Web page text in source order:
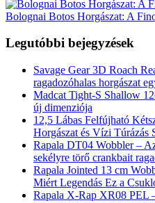
Bolognai Botos Horgászat: A
Legutóbbi bejegyzések
Savage Gear 3D Roach
ragadozóhalas horgászat
Madcat Tight-S Shallow
új dimenziója
12,5 Lábas Felfújható
Horgászat és Vízi Túrázás
Rapala DT04 Wobbler –
sekélyre törő crankbait
Rapala Jointed 13 cm
Miért Legendás Ez a
Rapala X-Rap XR08 PEL